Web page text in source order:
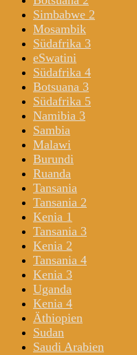
Simbabwe 2
Mosambik
Südafrika 3
eSwatini
Südafrika 4
Botsuana 3
Südafrika 5
Namibia 3
Sambia
Malawi
Burundi
Ruanda
Tansania
Tansania 2
Kenia 1
Tansania 3
Kenia 2
Tansania 4
Kenia 3
Uganda
Kenia 4
Äthiopien
Sudan
Saudi Arabien